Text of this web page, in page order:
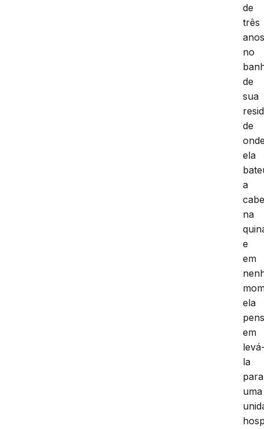
de
três
no
de
sua
de
ela
a
na
e
em
ela
em
la
para
uma